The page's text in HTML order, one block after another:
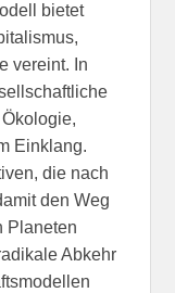
bietet
vereint. In
Einklang.
die nach
den Weg
Planeten
Abkehr